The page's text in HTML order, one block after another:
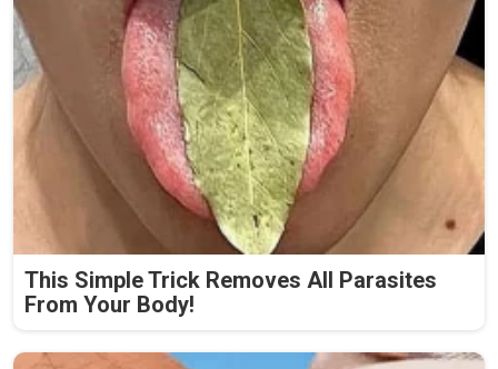
This Simple Trick Removes All Parasites
From Your Body!